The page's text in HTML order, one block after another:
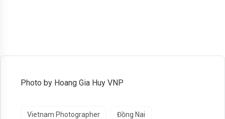
Photo by Hoang Gia Huy VNP
Vietnam Photographer Đồng Nai